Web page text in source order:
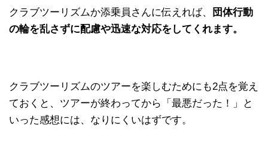
クラブツーリズムか添乗員さんに伝えれば、
団体行動
の輪を乱さずに配慮や迅速な対応をしてくれます。
クラブツーリズムのツアーを楽しむためにも2点を覚え
ておくと、ツアーが終わってから「最悪だった！」と
いった感想には、なりにくいはずです。